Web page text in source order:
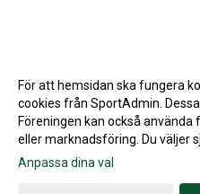
Gå till
För att hemsidan ska fungera
cookies från SportAdmin.
Föreningen kan också
eller marknadsföring. Du väljer
Anpassa dina val